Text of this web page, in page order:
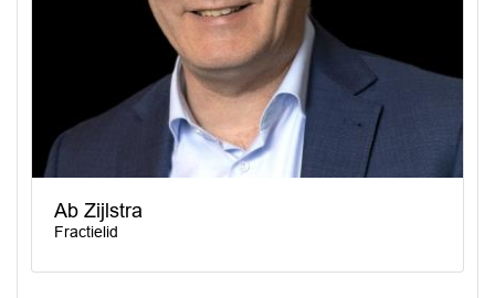
Ab Zijlstra
Fractielid